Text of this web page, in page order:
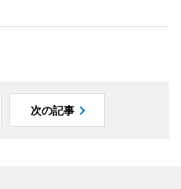
次の記事